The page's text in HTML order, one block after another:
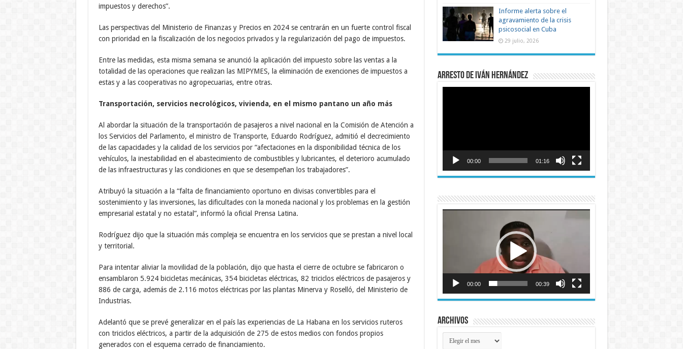
impuestos y derechos”.
Las perspectivas del Ministerio de Finanzas y Precios en 2024 se centrarán en un fuerte control fiscal
con prioridad en la fiscalización de los negocios privados y la regularización del pago de impuestos.
Entre las medidas, esta misma semana se anunció la aplicación del impuesto sobre las ventas a la
totalidad de las operaciones que realizan las MIPYMES, la eliminación de exenciones de impuestos a
estas y a las cooperativas no agropecuarias, entre otras.
Transportación, servicios necrológicos, vivienda, en el mismo pantano un año más
Al abordar la situación de la transportación de pasajeros a nivel nacional en la Comisión de Atención a
los Servicios del Parlamento, el ministro de Transporte, Eduardo Rodríguez, admitió el decrecimiento
de las capacidades y la calidad de los servicios por “afectaciones en la disponibilidad técnica de los
vehículos, la inestabilidad en el abastecimiento de combustibles y lubricantes, el deterioro acumulado
de las infraestructuras y las condiciones en que se desempeñan los trabajadores”.
Atribuyó la situación a la “falta de financiamiento oportuno en divisas convertibles para el
sostenimiento y las inversiones, las dificultades con la moneda nacional y los problemas en la gestión
empresarial estatal y no estatal”, informó la oficial Prensa Latina.
Rodríguez dijo que la situación más compleja se encuentra en los servicios que se prestan a nivel local
y territorial.
Para intentar aliviar la movilidad de la población, dijo que hasta el cierre de octubre se fabricaron o
ensamblaron 5.924 bicicletas mecánicas, 354 bicicletas eléctricas, 82 triciclos eléctricos de pasajeros y
886 de carga, además de 2.116 motos eléctricas por las plantas Minerva y Roselló, del Ministerio de
Industrias.
Adelantó que se prevé generalizar en el país las experiencias de La Habana en los servicios ruteros
con triciclos eléctricos, a partir de la adquisición de 275 de estos medios con fondos propios
generados con el esquema cerrado de financiamiento.
Informe alerta sobre el
agravamiento de la crisis
psicosocial en Cuba
29 julio, 2026
Arresto de Iván Hernández
00:00 01:16
Reproductor
00:00 00:39
Archivos
Archivos